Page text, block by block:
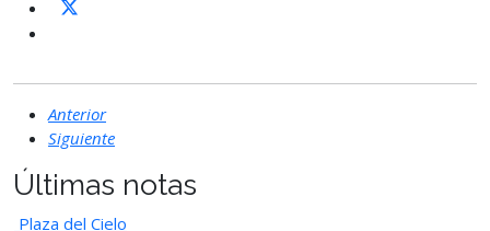
Anterior
Siguiente
Últimas notas
Plaza del Cielo